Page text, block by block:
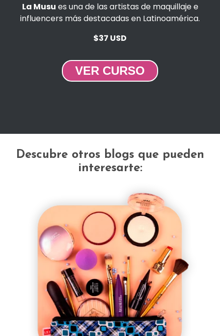
La Musu es una de las artistas de maquillaje e
influencers más destacadas en Latinoamérica.
$37 USD
VER CURSO
Descubre otros blogs que pueden
interesarte: